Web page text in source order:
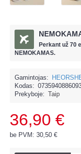
Perkant už 70
NEMOKAMAS.
Gamintojas:
Kodas:
Prekyboje: Taip
36,90 €
be PVM: 30,50 €